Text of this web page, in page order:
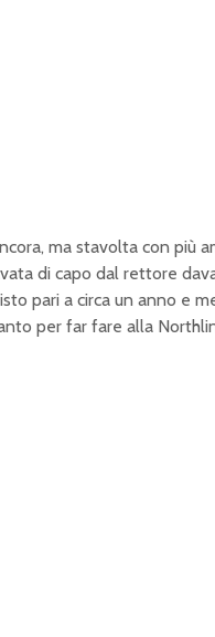
ma stavolta con più
di capo dal rettore
pari a circa un anno e
per far fare alla